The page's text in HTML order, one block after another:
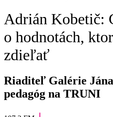
Adrián Kobetič:
o hodnotách,
zdieľať
Riaditeľ Galérie
pedagóg na TRUNI